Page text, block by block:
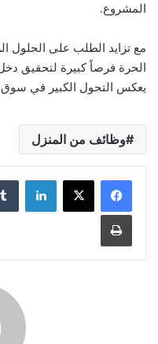
المشروع.
مع تزايد الطلب على الحلول
الحرة فرصاً كبيرة لتحقيق
يعكس التحول الكبير في سوق
وظائف من المنزل
طباعة